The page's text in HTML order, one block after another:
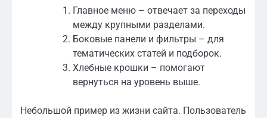
Главное меню – отвечает за переходы
между крупными разделами.
Боковые панели и фильтры – для
тематических статей и подборок.
Хлебные крошки – помогают
вернуться на уровень выше.
Небольшой пример из жизни сайта. Пользователь